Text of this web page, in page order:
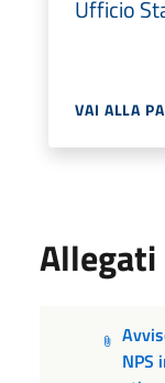
Ufficio
VAI ALLA
Allegati
NPS